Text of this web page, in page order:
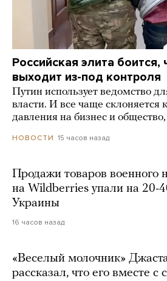
Российская элита
выходит из-под контроля
Путин использует ведомство
власти. И все чаще склоняется
давления на бизнес и
НОВОСТИ 15 часов назад
Продажи товаров военного
на Wildberries упали на 20-
Украины
16 часов назад
«Веселый молочник»
рассказал, что его вместе с